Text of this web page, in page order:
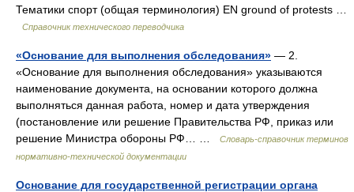
Тематики спорт (общая терминология) EN ground of protests …
Справочник технического переводчика
«Основание для выполнения обследования» — 2.
«Основание для выполнения обследования» указываются
наименование документа, на основании которого должна
выполняться данная работа, номер и дата утверждения
(постановление или решение Правительства РФ, приказ или
решение Министра обороны РФ… …
Словарь-справочник терминов
нормативно-технической документации
Основание для государственной регистрации органа